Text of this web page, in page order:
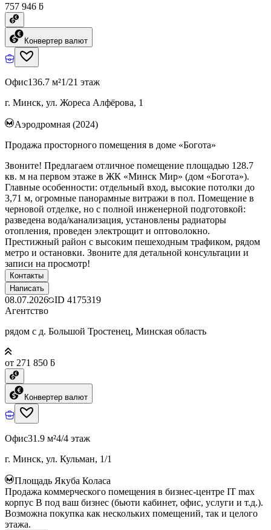
757 946 ƃ
Конвертер валют
Офис136.7 м²1/21 этаж
г. Минск, ул. Жореса Алфёрова, 1
Аэродромная (2024)
Продажа просторного помещения в доме «Богота»
Звоните! Предлагаем отличное помещение площадью 128.7
кв. м на первом этаже в ЖК «Минск Мир» (дом «Богота»).
Главные особенности: отдельный вход, высокие потолки до
3,71 м, огромные панорамные витражи в пол. Помещение в
черновой отделке, но с полной инженерной подготовкой:
разведена вода/канализация, установлены радиаторы
отопления, проведен электрощит и оптоволокно.
Престижный район с высоким пешеходным трафиком, рядом
метро и остановки. Звоните для детальной консультации и
записи на просмотр!
Контакты
Написать
08.07.2026 ID 4175319
Агентство
рядом с д. Большой Тростенец, Минская область
от 271 850 ƃ
Конвертер валют
Офис31.9 м²4/4 этаж
г. Минск, ул. Кульман, 1/1
Площадь Якуба Коласа
Продажа коммерческого помещения в бизнес-центре IT max
корпус B под ваш бизнес (бьюти кабинет, офис, услуги и т.д.).
Возможна покупка как нескольких помещений, так и целого
этажа.